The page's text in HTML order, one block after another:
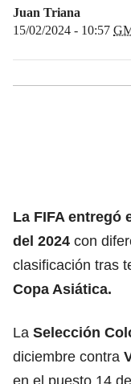
Juan Triana
15/02/2024 - 10:57
La FIFA entregó
del 2024 con
clasificación tras
Copa Asiática.
La Selección
diciembre contra
en el puesto 14